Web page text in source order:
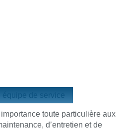
équipe de service
toute particulière aux
d’entretien et de